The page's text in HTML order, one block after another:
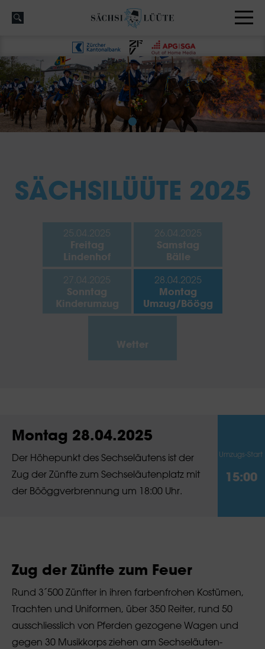
SÄCHSILÜÜTE 2025
25.04.2025
Freitag
Lindenhof
26.04.2025
Samstag
Bälle
27.04.2025
Sonntag
Kinderumzug
28.04.2025
Montag
Umzug/Böögg
Wetter
Montag 28.04.2025
Der Höhepunkt des Sechseläutens ist der
Zug der Zünfte zum Sechseläutenplatz mit
der Bööggverbrennung um 18:00 Uhr.
Umzugs-Start
15:00
Zug der Zünfte zum Feuer
Rund 3´500 Zünfter in ihren farbenfrohen Kostümen,
Trachten und Uniformen, über 350 Reiter, rund 50
ausschliesslich von Pferden gezogene Wagen und
gegen 30 Musikkorps ziehen am Sechseläuten-